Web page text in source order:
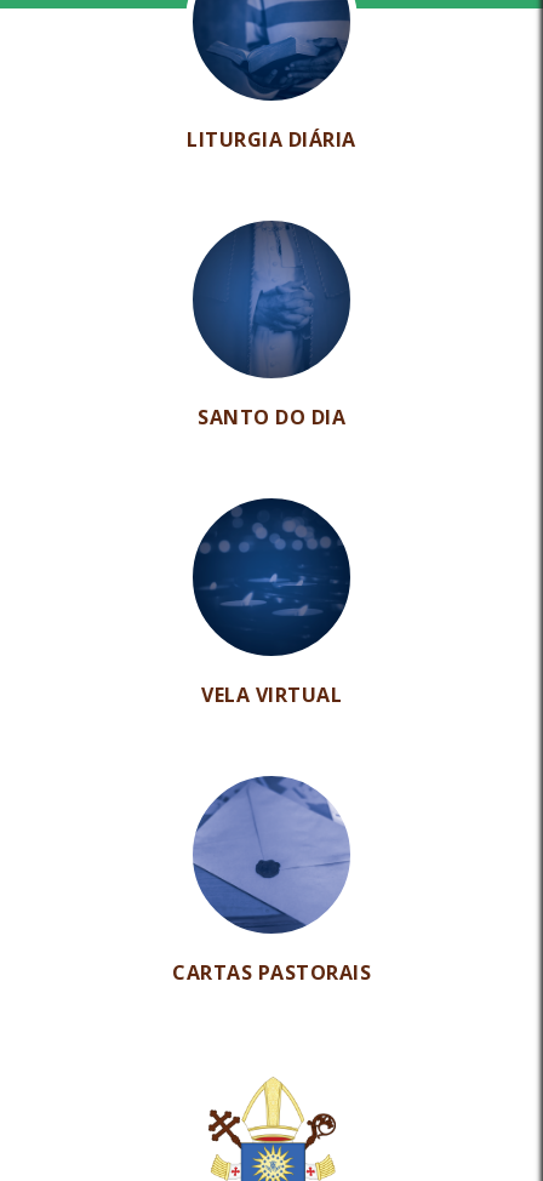
LITURGIA DIÁRIA
SANTO DO DIA
VELA VIRTUAL
CARTAS PASTORAIS